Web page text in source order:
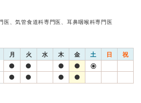
医、気管食道科専門医、耳鼻咽喉科専門医
月 火 水 木 金 土 日 祝